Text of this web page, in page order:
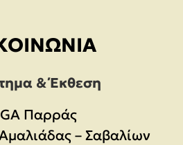
& Έκθεση
Παρράς
– Σαβαλίων